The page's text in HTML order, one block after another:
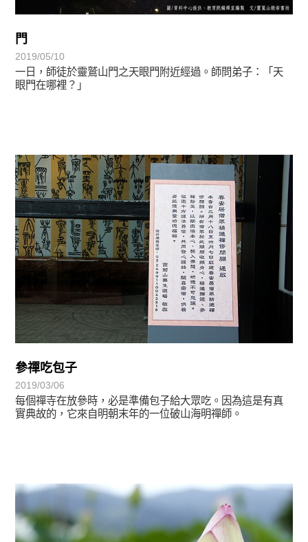
門
2019/05/10
一日，師徒於靈鷲山門之天眼門附近經過。師問弟子：「天
眼門在哪裡？」
參禪吃包子
2019/03/06
每個禪寺在放參時，必是準備包子給大眾吃。因為這是有真
實典故的，它來自明朝末年的一位破山海明禪師。
禪師與我
禪師語錄